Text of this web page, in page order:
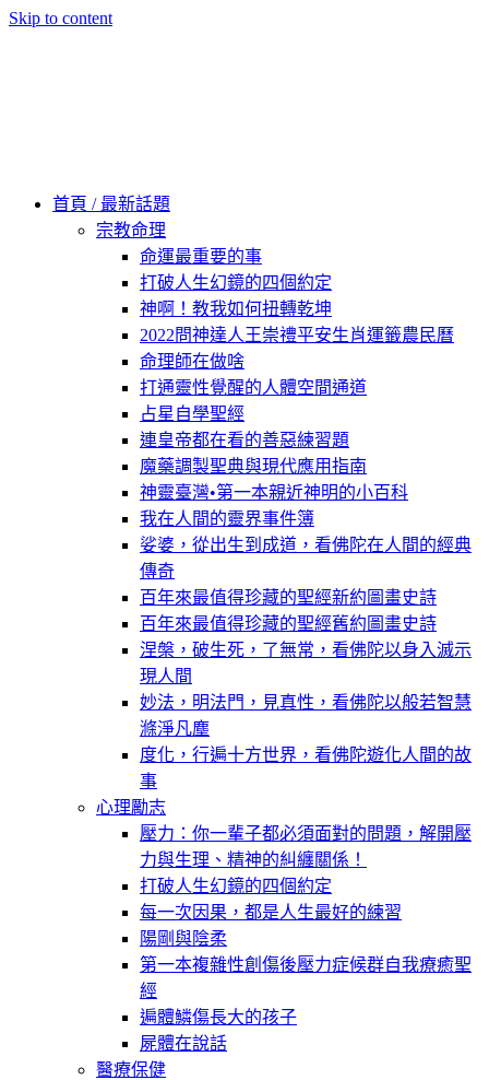
Skip to content
首頁 / 最新話題
宗教命理
命運最重要的事
打破人生幻鏡的四個約定
神啊！教我如何扭轉乾坤
2022問神達人王崇禮平安生肖運籤農民曆
命理師在做啥
打通靈性覺醒的人體空間通道
占星自學聖經
連皇帝都在看的善惡練習題
魔藥調製聖典與現代應用指南
神靈臺灣•第一本親近神明的小百科
我在人間的靈界事件簿
娑婆，從出生到成道，看佛陀在人間的經典
傳奇
百年來最值得珍藏的聖經新約圖畫史詩
百年來最值得珍藏的聖經舊約圖畫史詩
涅槃，破生死，了無常，看佛陀以身入滅示
現人間
妙法，明法門，見真性，看佛陀以般若智慧
滌淨凡塵
度化，行遍十方世界，看佛陀遊化人間的故
事
心理勵志
壓力：你一輩子都必須面對的問題，解開壓
力與生理、精神的糾纏關係！
打破人生幻鏡的四個約定
每一次因果，都是人生最好的練習
陽剛與陰柔
第一本複雜性創傷後壓力症候群自我療癒聖
經
遍體鱗傷長大的孩子
屍體在說話
醫療保健